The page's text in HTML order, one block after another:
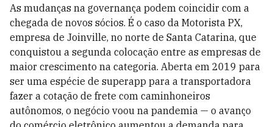
As mudanças na governança podem coincidir com a
chegada de novos sócios. É o caso da Motorista PX,
empresa de Joinville, no norte de Santa Catarina, que
conquistou a segunda colocação entre as empresas de
maior crescimento na categoria. Aberta em 2019 para
ser uma espécie de superapp para a transportadora
fazer a cotação de frete com caminhoneiros
autônomos, o negócio voou na pandemia — o avanço